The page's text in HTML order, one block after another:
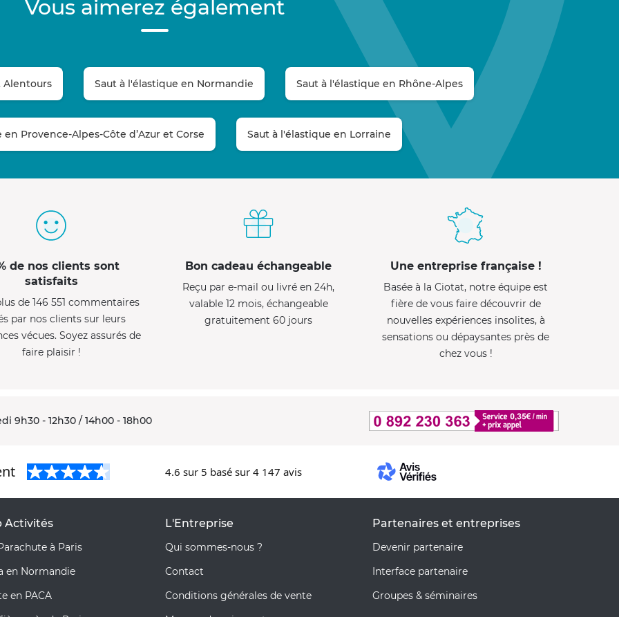
Vous aimerez également
Alentours Saut à l'élastique en Normandie Saut à l'élastique en Rhône-Alpes
Provence-Alpes-Côte d’Azur et Corse Saut à l'élastique en Lorraine
de nos clients sont
satisfaits
de 146 551 commentaires
par nos clients sur leurs
vécues. Soyez assurés de
faire plaisir !
Bon cadeau échangeable
Reçu par e-mail ou livré en 24h,
valable 12 mois, échangeable
gratuitement 60 jours
Une entreprise française !
Basée à la Ciotat, notre équipe est
fière de vous faire découvrir de
nouvelles expériences insolites, à
sensations ou dépaysantes près de
chez vous !
9h30 - 12h30 / 14h00 - 18h00
4.6 sur 5 basé sur 4 147 avis
Activités
à Paris
en Normandie
en PACA
L'Entreprise
Qui sommes-nous ?
Contact
Conditions générales de vente
Partenaires et entreprises
Devenir partenaire
Interface partenaire
Groupes & séminaires